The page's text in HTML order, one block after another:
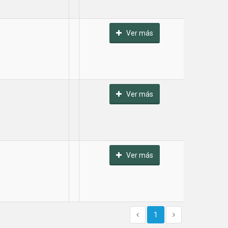
Ver más
Ver más
Ver más
1